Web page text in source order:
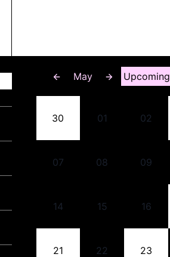
May Upcoming
30 01 02
07 08 09
14 15 16
21 22 23